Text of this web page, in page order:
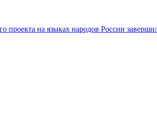
на языках народов России